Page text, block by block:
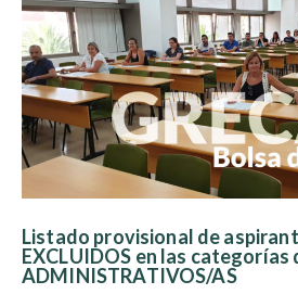
Listado provisional de
EXCLUIDOS en las categorías
ADMINISTRATIVOS/AS